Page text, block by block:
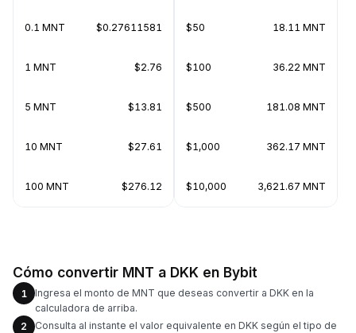
0.1 MNT $0.27611581
1 MNT $2.76
5 MNT $13.81
10 MNT $27.61
100 MNT $276.12
$50 18.11 MNT
$100 36.22 MNT
$500 181.08 MNT
$1,000 362.17 MNT
$10,000 3,621.67 MNT
Cómo convertir MNT a DKK en Bybit
1
Ingresa el monto de MNT que deseas convertir a DKK en la
calculadora de arriba.
2
Consulta al instante el valor equivalente en DKK según el tipo de